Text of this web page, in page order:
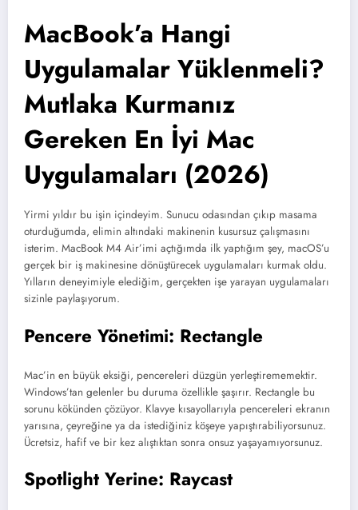
MacBook’a Hangi
Uygulamalar Yüklenmeli?
Mutlaka Kurmanız
Gereken En İyi Mac
Uygulamaları (2026)
Yirmi yıldır bu işin içindeyim. Sunucu odasından çıkıp masama
oturduğumda, elimin altındaki makinenin kusursuz çalışmasını
isterim. MacBook M4 Air’imi açtığımda ilk yaptığım şey, macOS’u
gerçek bir iş makinesine dönüştürecek uygulamaları kurmak oldu.
Yılların deneyimiyle elediğim, gerçekten işe yarayan uygulamaları
sizinle paylaşıyorum.
Pencere Yönetimi: Rectangle
Mac’in en büyük eksiği, pencereleri düzgün yerleştirememektir.
Windows’tan gelenler bu duruma özellikle şaşırır. Rectangle bu
sorunu kökünden çözüyor. Klavye kısayollarıyla pencereleri ekranın
yarısına, çeyreğine ya da istediğiniz köşeye yapıştırabiliyorsunuz.
Ücretsiz, hafif ve bir kez alıştıktan sonra onsuz yaşayamıyorsunuz.
Spotlight Yerine: Raycast